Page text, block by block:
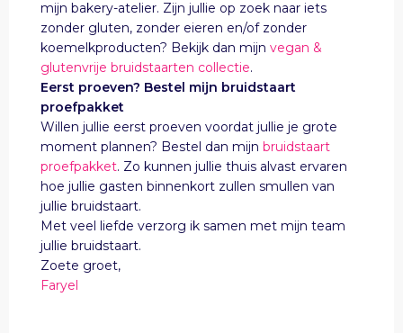
mijn bakery-atelier. Zijn jullie op zoek naar iets
zonder gluten, zonder eieren en/of zonder
koemelkproducten? Bekijk dan mijn vegan &
glutenvrije bruidstaarten collectie.
Eerst proeven? Bestel mijn bruidstaart
proefpakket
Willen jullie eerst proeven voordat jullie je grote
moment plannen? Bestel dan mijn bruidstaart
proefpakket. Zo kunnen jullie thuis alvast ervaren
hoe jullie gasten binnenkort zullen smullen van
jullie bruidstaart.
Met veel liefde verzorg ik samen met mijn team
jullie bruidstaart.
Zoete groet,
Faryel